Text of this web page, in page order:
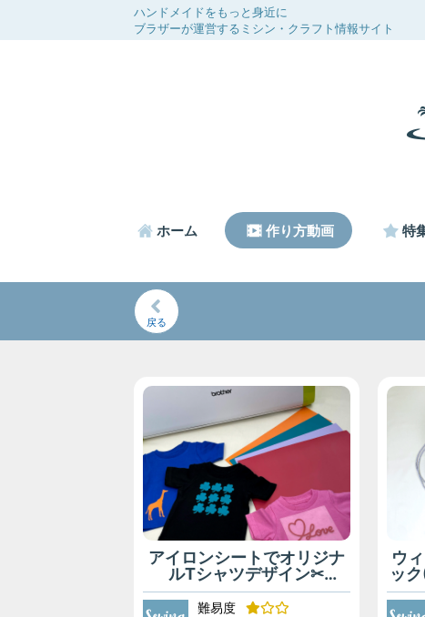
ハンドメイドをもっと身近に
ブラザーが運営するミシン・クラフト情報サイト
ホーム 作り方動画 特
戻る
アイロンシートでオリジナ
ルTシャツデザイン✂
（Artspira）
難易度
ウ
ッ